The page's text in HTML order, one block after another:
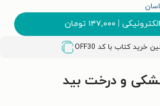
| ۱۴۷,۰۰۰ تومان
OFF30
و درخت بید